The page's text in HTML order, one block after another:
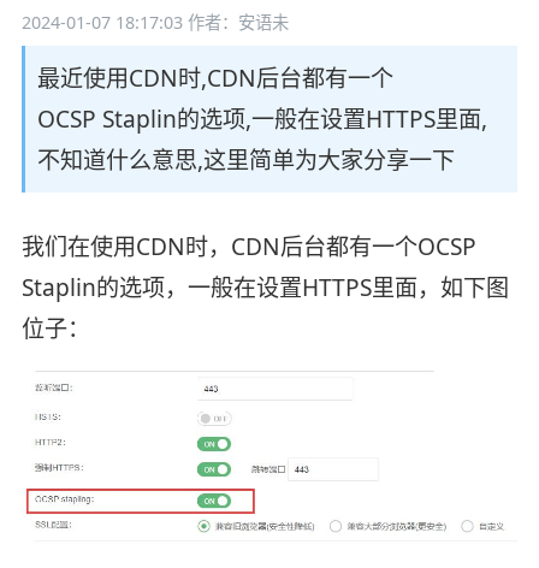
2024-01-07 18:17:03作者：安语未
最近使用CDN时,CDN后台都有一个
OCSP Staplin的选项,一般在设置HTTPS里面,
不知道什么意思,这里简单为大家分享一下
我们在使用CDN时，CDN后台都有一个OCSP
Staplin的选项，一般在设置HTTPS里面，如下图
位子：